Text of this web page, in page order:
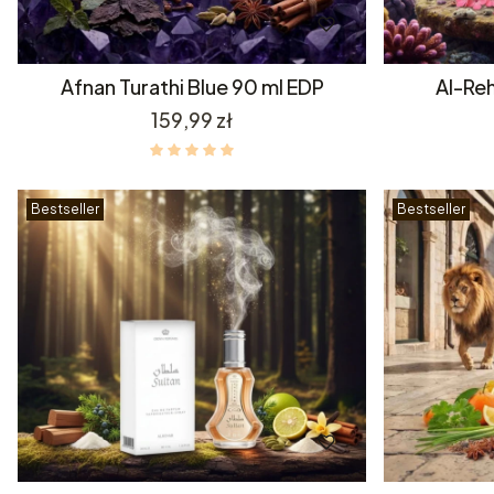
Afnan Turathi Blue 90 ml EDP
Cena
159,99 zł
Al-
Bestseller Bestseller